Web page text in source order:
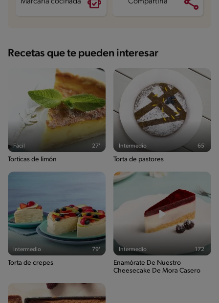
Recetas que te pueden interesar
Fácil 27'
Torticas de limón
Intermedio 65'
Torta de pastores
Intermedio 79'
Torta de crepes
Intermedio 172'
Enamórate De Nuestro
Cheesecake De Mora Casero